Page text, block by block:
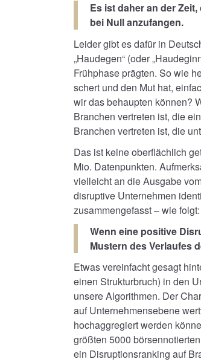
Es ist daher an der
bei Null anzufangen.
Leider gibt es dafür in
„Haudegen“ (oder
Frühphase prägten. So wie
schert und den Mut hat,
wir das behaupten können?
Branchen vertreten ist, die
Branchen vertreten ist, die
Das ist keine oberflächlich
Mio. Datenpunkten.
vielleicht an die Ausgabe
disruptive Unternehmen
zusammengefasst – wie folgt:
Wenn eine positive
Mustern des Verlaufes
Etwas vereinfacht gesagt
einen Strukturbruch) in den
unsere Algorithmen. Der
auf Unternehmensebene
hochaggregiert werden
größten 5000
ein Disruptionsranking auf